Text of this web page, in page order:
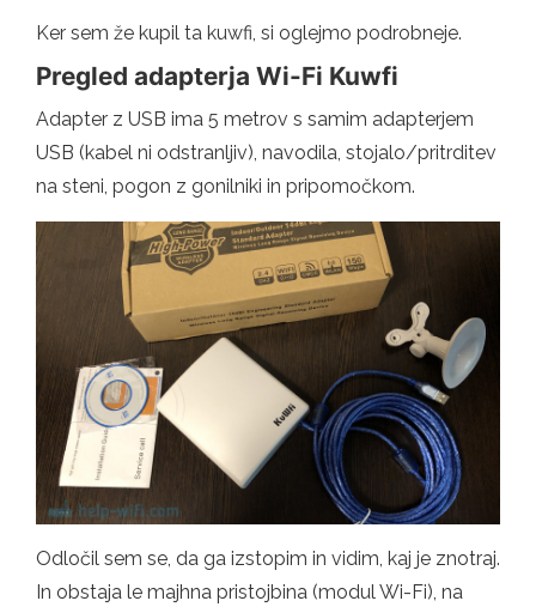
Ker sem že kupil ta kuwfi, si oglejmo podrobneje.
Pregled adapterja Wi-Fi Kuwfi
Adapter z USB ima 5 metrov s samim adapterjem
USB (kabel ni odstranljiv), navodila, stojalo/pritrditev
na steni, pogon z gonilniki in pripomočkom.
Odločil sem se, da ga izstopim in vidim, kaj je znotraj.
In obstaja le majhna pristojbina (modul Wi-Fi), na